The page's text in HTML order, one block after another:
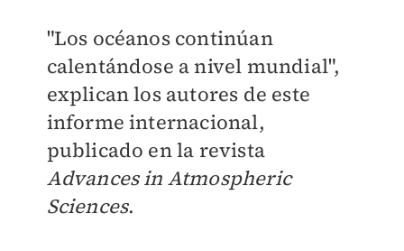
"Los océanos continúan
calentándose a nivel mundial",
explican los autores de este
informe internacional,
publicado en la revista
Advances in Atmospheric
Sciences.